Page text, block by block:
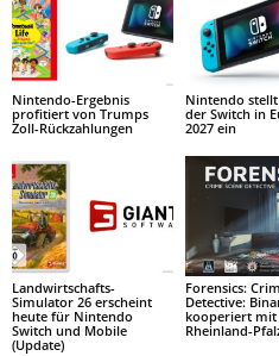
Nintendo-Ergebnis
profitiert von Trumps
Zoll-Rückzahlungen
Nintendo
der Switch in
2027 ein
Landwirtschafts-
Simulator 26 erscheint
heute für Nintendo
Switch und Mobile
(Update)
Forensics:
Detective:
kooperiert mit
Rheinland-